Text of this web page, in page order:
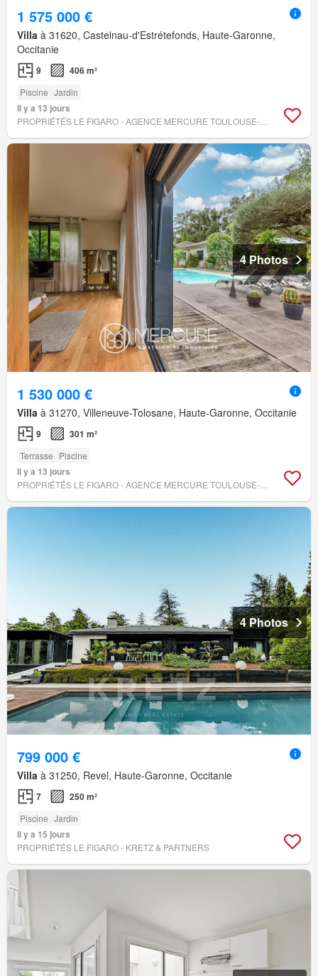
1 575 000 €
Villa à 31620, Castelnau-d'Estrétefonds, Haute-Garonne,
Occitanie
9 406 m²
Piscine Jardin
Il y a 13 jours
4 Photos
1 530 000 €
Villa à 31270, Villeneuve-Tolosane, Haute-Garonne, Occitanie
9 301 m²
Terrasse Piscine
Il y a 13 jours
4 Photos
799 000 €
Villa à 31250, Revel, Haute-Garonne, Occitanie
7 250 m²
Piscine Jardin
Il y a 15 jours
PROPRIÉTÉS LE FIGARO - KRETZ & PARTNERS